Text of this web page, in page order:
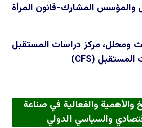
والمؤسس المشارك-قانون المرأة
ومحلل، مركز دراسات المستقبل
المستقبل (CFS
)
والأهمية والفعالية في صناعة
والسياسي الدولي